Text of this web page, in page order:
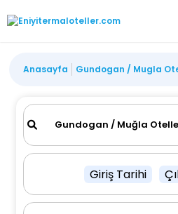
Anasayfa Gundogan / Mugla
Giriş Tarihi